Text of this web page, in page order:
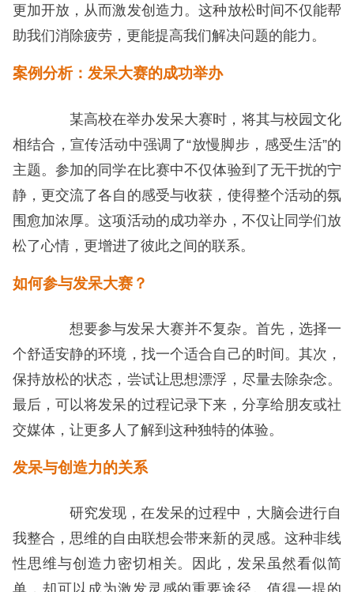
更加开放，从而激发创造力。这种放松时间不仅能帮
助我们消除疲劳，更能提高我们解决问题的能力。
案例分析：发呆大赛的成功举办
某高校在举办发呆大赛时，将其与校园文化
相结合，宣传活动中强调了“放慢脚步，感受生活”的
主题。参加的同学在比赛中不仅体验到了无干扰的宁
静，更交流了各自的感受与收获，使得整个活动的氛
围愈加浓厚。这项活动的成功举办，不仅让同学们放
松了心情，更增进了彼此之间的联系。
如何参与发呆大赛？
想要参与发呆大赛并不复杂。首先，选择一
个舒适安静的环境，找一个适合自己的时间。其次，
保持放松的状态，尝试让思想漂浮，尽量去除杂念。
最后，可以将发呆的过程记录下来，分享给朋友或社
交媒体，让更多人了解到这种独特的体验。
发呆与创造力的关系
研究发现，在发呆的过程中，大脑会进行自
我整合，思维的自由联想会带来新的灵感。这种非线
性思维与创造力密切相关。因此，发呆虽然看似简